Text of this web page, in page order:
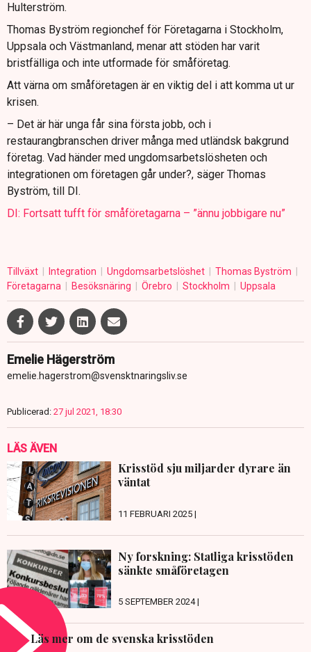
Hulterström.
Thomas Byström regionchef för Företagarna i Stockholm,
Uppsala och Västmanland, menar att stöden har varit
bristfälliga och inte utformade för småföretag.
Att värna om småföretagen är en viktig del i att komma ut ur
krisen.
– Det är här unga får sina första jobb, och i
restaurangbranschen driver många med utländsk bakgrund
företag. Vad händer med ungdomsarbetslösheten och
integrationen om företagen går under?, säger Thomas
Byström, till DI.
DI: Fortsatt tufft för småföretagarna – ”ännu jobbigare nu”
Tillväxt Integration Ungdomsarbetslöshet
Thomas Byström
Företagarna
Besöksnäring Örebro Stockholm Uppsala
Emelie Hägerström
emelie.hagerstrom@svensktnaringsliv.se
Publicerad: 27 jul 2021, 18:30
LÄS ÄVEN
Krisstöd sju miljarder dyrare än
väntat
11 FEBRUARI 2025 |
Ny forskning: Statliga krisstöden
sänkte småföretagen
5 SEPTEMBER 2024 |
Läs mer om de svenska krisstöden